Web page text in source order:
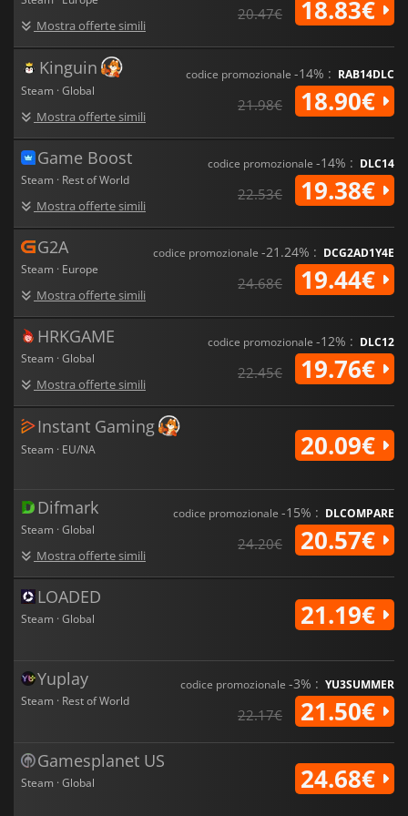
Mostra offerte simili
20.47€ 18.83€
Kinguin
Steam · Global
Mostra offerte simili
codice promozionale -14% : RAB14DLC
21.98€ 18.90€
Game Boost
Steam · Rest of World
Mostra offerte simili
codice promozionale -14% : DLC14
22.53€ 19.38€
G2A
Steam · Europe
Mostra offerte simili
codice promozionale -21.24% : DCG2AD1Y4E
24.68€ 19.44€
HRKGAME
Steam · Global
Mostra offerte simili
codice promozionale -12% : DLC12
22.45€ 19.76€
Instant Gaming
Steam · EU/NA 20.09€
Difmark
Steam · Global
Mostra offerte simili
codice promozionale -15% : DLCOMPARE
24.20€ 20.57€
LOADED
Steam · Global 21.19€
Yuplay
Steam · Rest of World
codice promozionale -3% : YU3SUMMER
22.17€ 21.50€
Gamesplanet US
Steam · Global 24.68€